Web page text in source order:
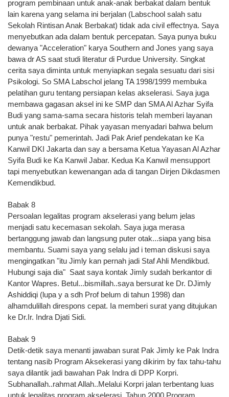
program pembinaan untuk anak-anak berbakat dalam bentuk
lain karena yang selama ini berjalan (Labschool salah satu
Sekolah Rintisan Anak Berbakat) tidak ada civil effectnya. Saya
menyebutkan ada dalam bentuk percepatan. Saya punya buku
dewanya "Acceleration" karya Southern and Jones yang saya
bawa dr AS saat studi literatur di Purdue University. Singkat
cerita saya diminta untuk menyiapkan segala sesuatu dari sisi
Psikologi. So SMA Labschol jelang TA 1998/1999 membuka
pelatihan guru tentang persiapan kelas akselerasi. Saya juga
membawa gagasan aksel ini ke SMP dan SMA Al Azhar Syifa
Budi yang sama-sama secara historis telah memberi layanan
untuk anak berbakat. Pihak yayasan menyadari bahwa belum
punya "restu" pemerintah. Jadi Pak Arief pendekatan ke Ka
Kanwil DKI Jakarta dan say a bersama Ketua Yayasan Al Azhar
Syifa Budi ke Ka Kanwil Jabar. Kedua Ka Kanwil mensupport
tapi menyebutkan kewenangan ada di tangan Dirjen Dikdasmen
Kemendikbud.
Babak 8
Persoalan legalitas program akselerasi yang belum jelas
menjadi satu kecemasan sekolah. Saya juga merasa
bertanggung jawab dan langsung puter otak...siapa yang bisa
membantu. Suami saya yang selalu jad i teman diskusi saya
mengingatkan "itu Jimly kan pernah jadi Staf Ahli Mendikbud.
Hubungi saja dia" Saat saya kontak Jimly sudah berkantor di
Kantor Wapres. Betul...bismillah..saya bersurat ke Dr. DJimly
Ashiddiqi (lupa y a sdh Prof belum di tahun 1998) dan
alhamdulillah direspons cepat. Ia memberi surat yang ditujukan
ke Dr.Ir. Indra Djati Sidi.
Babak 9
Detik-detik saya menanti jawaban surat Pak Jimly ke Pak Indra
tentang nasib Program Aksekerasi yang dikirim by fax tahu-tahu
saya dilantik jadi bawahan Pak Indra di DPP Korpri.
Subhanallah..rahmat Allah..Melalui Korpri jalan terbentang luas